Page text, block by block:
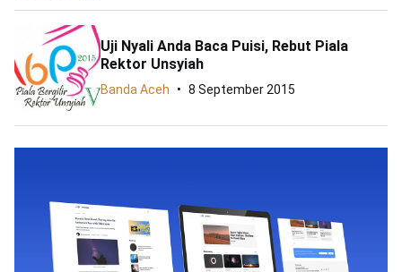
Uji Nyali Anda Baca Puisi, Rebut Piala
Rektor Unsyiah
Banda Aceh 8 September 2015